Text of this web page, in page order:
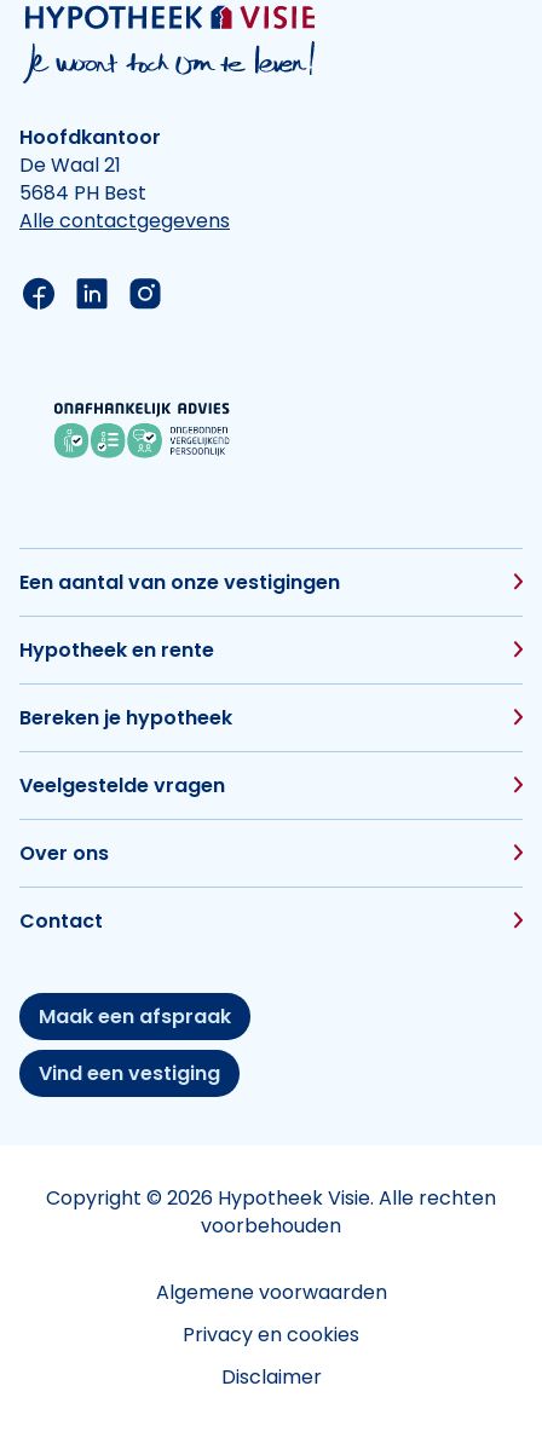
Hoofdkantoor
De Waal 21
5684 PH Best
Alle contactgegevens
Link naar de Facebook pagina van Hypotheek
Link naar de LinkedIn pagina van
Link naar de Instagram pagina van
Een aantal van onze vestigingen
Hypotheek en rente
Bereken je hypotheek
Veelgestelde vragen
Over ons
Contact
Maak een afspraak
Vind een vestiging
Copyright © 2026 Hypotheek Visie. Alle rechten
voorbehouden
Algemene voorwaarden
Privacy en cookies
Disclaimer